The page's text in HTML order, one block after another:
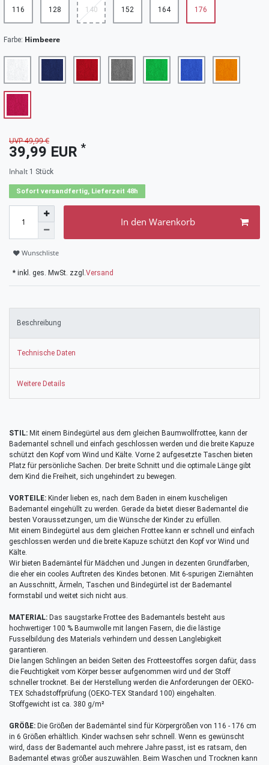
116 128 140 152 164 176
Farbe: Himbeere
UVP 49,99 €
39,99 EUR *
Inhalt 1 Stück
Sofort versandfertig, Lieferzeit 48h
In den Warenkorb
Wunschliste
* inkl. ges. MwSt. zzgl. Versand
Beschreibung
Technische Daten
Weitere Details
STIL: Mit einem Bindegürtel aus dem gleichen Baumwollfrottee, kann der
Bademantel schnell und einfach geschlossen werden und die breite Kapuze
schützt den Kopf vom Wind und Kälte. Vorne 2 aufgesetzte Taschen bieten
Platz für persönliche Sachen. Der breite Schnitt und die optimale Länge gibt
dem Kind die Freiheit, sich ungehindert zu bewegen.
VORTEILE: Kinder lieben es, nach dem Baden in einem kuscheligen
Bademantel eingehüllt zu werden. Gerade da bietet dieser Bademantel die
besten Voraussetzungen, um die Wünsche der Kinder zu erfüllen.
Mit einem Bindegürtel aus dem gleichen Frottee kann er schnell und einfach
geschlossen werden und die breite Kapuze schützt den Kopf vor Wind und
Kälte.
Wir bieten Bademäntel für Mädchen und Jungen in dezenten Grundfarben,
die eher ein cooles Auftreten des Kindes betonen. Mit 6-spurigen Ziernähten
an Ausschnitt, Ärmeln, Taschen und Bindegürtel ist der Bademantel
formstabil und weitet sich nicht aus.
MATERIAL: Das saugstarke Frottee des Bademantels besteht aus
hochwertiger 100 % Baumwolle mit langen Fasern, die die lästige
Fusselbildung des Materials verhindern und dessen Langlebigkeit
garantieren.
Die langen Schlingen an beiden Seiten des Frotteestoffes sorgen dafür, dass
die Feuchtigkeit vom Körper besser aufgenommen wird und der Stoff
schneller trocknet. Bei der Herstellung werden die Anforderungen der OEKO-
TEX Schadstoffprüfung (OEKO-TEX Standard 100) eingehalten.
Stoffgewicht ist ca. 380 g/m²
GRÖßE: Die Größen der Bademäntel sind für Körpergrößen von 116 - 176 cm
in 6 Größen erhältlich. Kinder wachsen sehr schnell. Wenn es gewünscht
wird, dass der Bademantel auch mehrere Jahre passt, ist es ratsam, den
Bademantel etwas größer auszuwählen. Beim Waschen und Trocknen kann